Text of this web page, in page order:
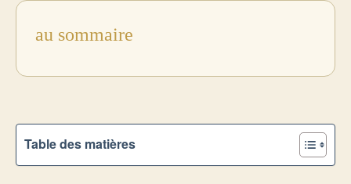
au sommaire
Table des matières